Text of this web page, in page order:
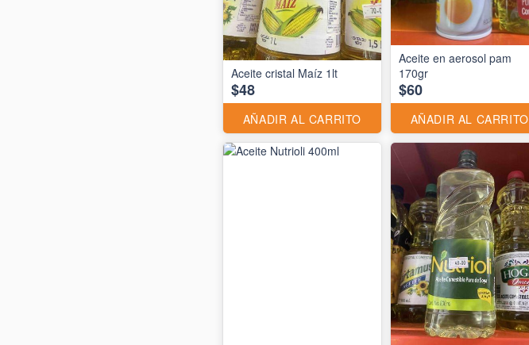
Aceite cristal Maíz 1lt
$48
AÑADIR AL CARRITO
Aceite en aerosol pam
170gr
$60
AÑADIR AL CARRITO